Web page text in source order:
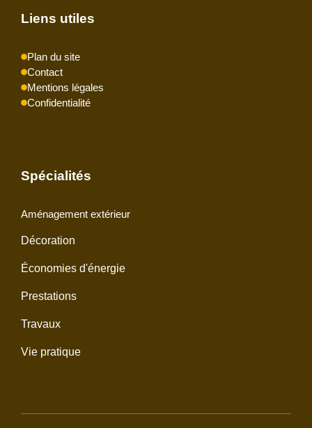
Liens utiles
Plan du site
Contact
Mentions légales
Confidentialité
Spécialités
Aménagement extérieur
Décoration
Économies d'énergie
Prestations
Travaux
Vie pratique